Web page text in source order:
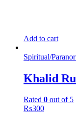
Add to cart
Rated 0 out of 5
₨300